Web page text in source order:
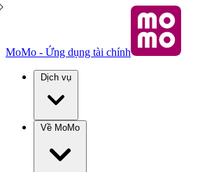
MoMo - Ứng dụng tài chính
Dịch vụ
Về MoMo